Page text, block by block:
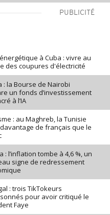
PUBLICITÉ
à Cuba : vivre au
des coupures d'électricité
: la Bourse de Nairobi
un fonds d’investissement
à l’IA
: au Maghreb, la Tunisie
de français que le
: l’inflation tombe à 4,6 %, un
signe de redressement
: trois TikTokeurs
pour avoir critiqué le
Faye